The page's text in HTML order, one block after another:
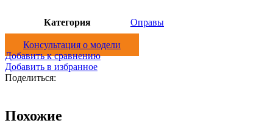
Категория Оправы
Консультация о модели
Добавить к сравнению
Добавить в избранное
Поделиться:
Похожие